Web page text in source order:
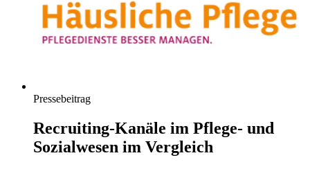
Pressebeitrag
Recruiting-Kanäle im Pflege- und
Sozialwesen im Vergleich